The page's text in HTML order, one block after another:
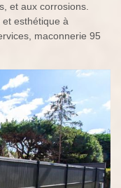
et aux corrosions.
et esthétique à
maconnerie 95